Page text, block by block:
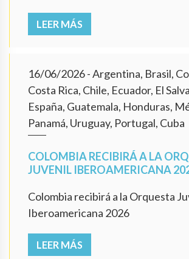
LEER MÁS
16/06/2026- Argentina, Brasil,
Costa Rica, Chile, Ecuador, El
España, Guatemala, Honduras,
Panamá, Uruguay, Portugal, Cuba
COLOMBIA RECIBIRÁ A LA
JUVENIL IBEROAMERICANA
Colombia recibirá a la Orquesta
Iberoamericana 2026
LEER MÁS